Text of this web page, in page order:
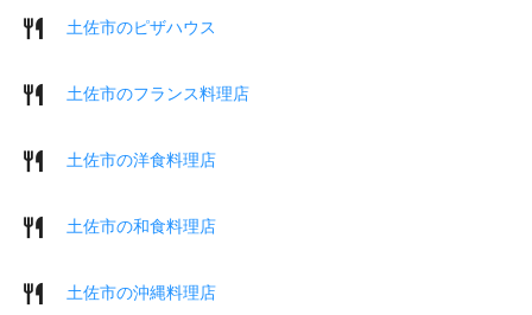
土佐市のピザハウス
土佐市のフランス料理店
土佐市の洋食料理店
土佐市の和食料理店
土佐市の沖縄料理店